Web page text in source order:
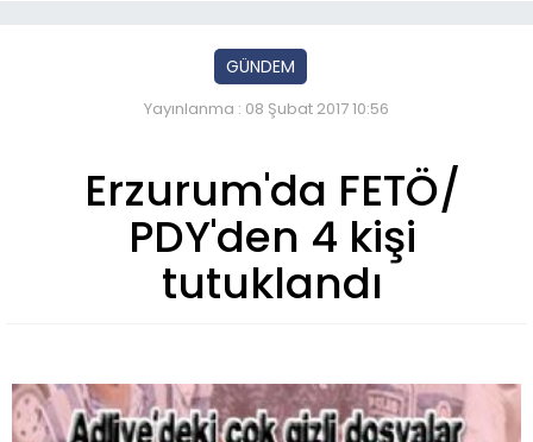
GÜNDEM
Yayınlanma : 08 Şubat 2017 10:56
Erzurum'da FETÖ/
PDY'den 4 kişi
tutuklandı